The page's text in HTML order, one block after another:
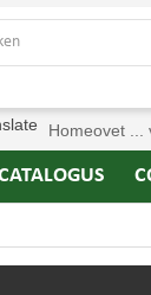
Homeovet ...